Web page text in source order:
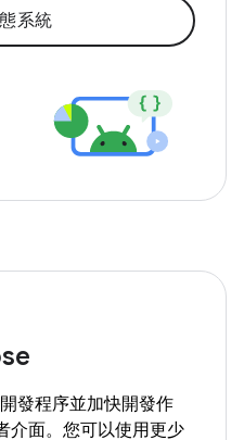
系統
發程序並加快開發作
介面。您可以使用更少